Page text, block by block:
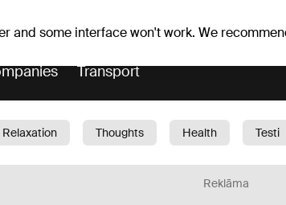
and some interface won't work. We
Transport
Relaxation Thoughts Health Testi
Reklāma